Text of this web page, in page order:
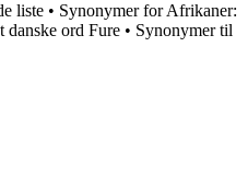
liste • Synonymer for Afrikaner:
danske ord Fure • Synonymer til